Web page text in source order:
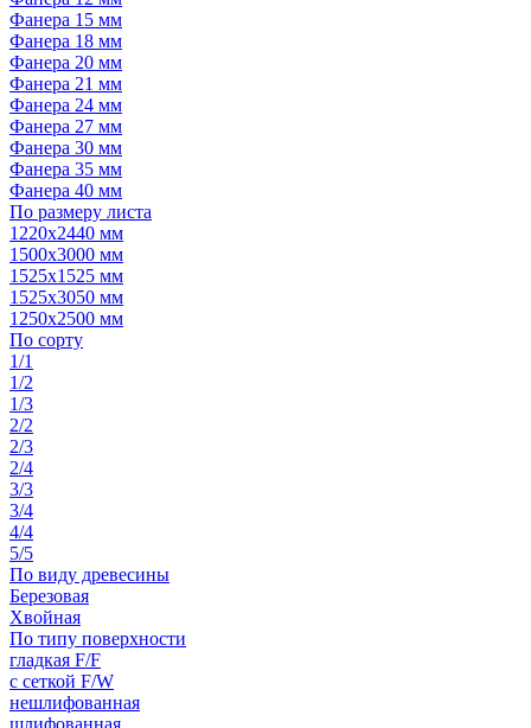
Фанера 15 мм
Фанера 18 мм
Фанера 20 мм
Фанера 21 мм
Фанера 24 мм
Фанера 27 мм
Фанера 30 мм
Фанера 35 мм
Фанера 40 мм
По размеру листа
1220х2440 мм
1500х3000 мм
1525x1525 мм
1525х3050 мм
1250х2500 мм
По сорту
1/1
1/2
1/3
2/2
2/3
2/4
3/3
3/4
4/4
5/5
По виду древесины
Березовая
Хвойная
По типу поверхности
гладкая F/F
с сеткой F/W
нешлифованная
шлифованная